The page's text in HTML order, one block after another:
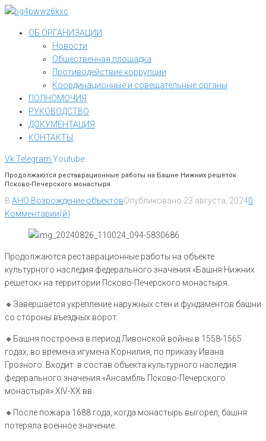
Перейти
контентуОБ ОРГАНИЗАЦИИ
Новости
Общественная площадка
Противодействие коррупции
Координационные и совещательные органы
ПОЛНОМОЧИЯ
РУКОВОДСТВО
ДОКУМЕНТАЦИЯ
КОНТАКТЫ
VkTelegram Youtube
Продолжаются реставрационные работы на Башне Нижних решёток
Псково-Печерского монастыря
В АНО Возрождение объектовОпубликовано 23 августа, 20240
Комментарии(й)
Продолжаются реставрационные работы на объекте
культурного наследия федерального значения «Башня Нижних
решеток» на территории Псково-Печерского монастыря.
🔸️Завершается укрепление наружных стен и фундаментов башни
со стороны въездных ворот.
🔸️Башня построена в период Ливонской войны в 1558-1565
годах, во времена игумена Корнилия, по приказу Ивана
Грозного. Входит в состав объекта культурного наследия
федерального значения «Ансамбль Псково-Печерского
монастыря» XIV-XX вв.
🔸️После пожара 1688 года, когда монастырь выгорел, башня
потеряла военное значение.